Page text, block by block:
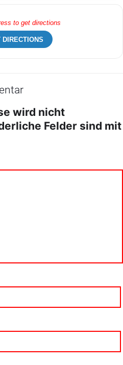
DIRECTIONS
wird nicht
Felder sind mit